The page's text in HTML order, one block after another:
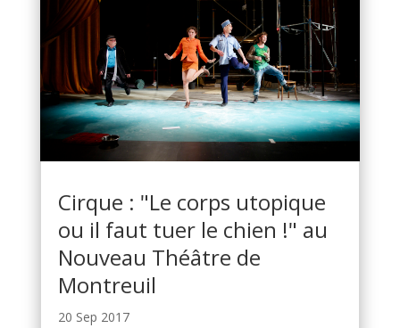
Cirque : "Le corps utopique
ou il faut tuer le chien !" au
Nouveau Théâtre de
Montreuil
20 Sep 2017